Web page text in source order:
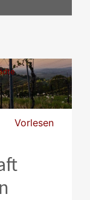
Vorlesen